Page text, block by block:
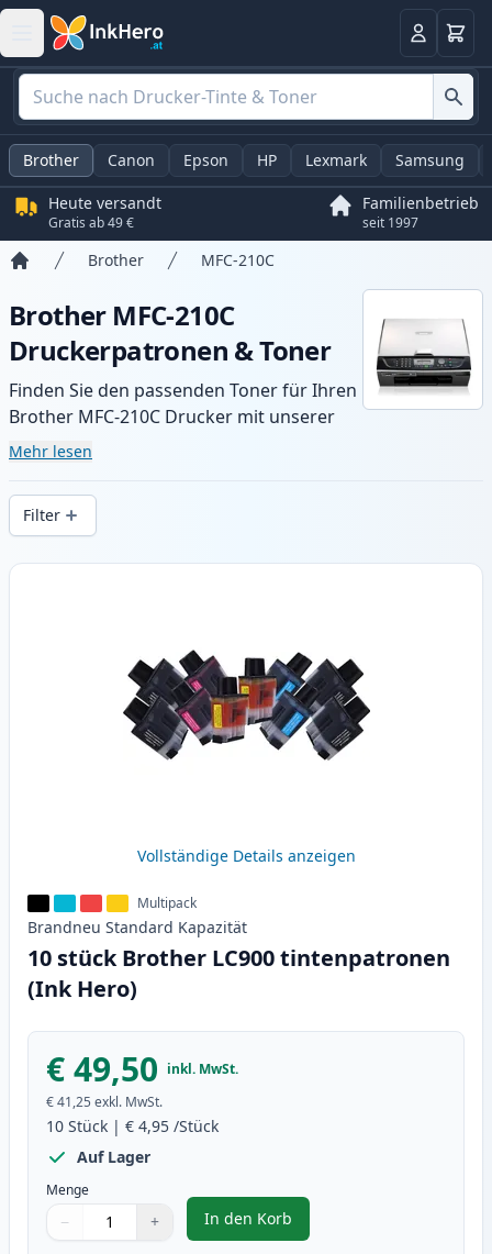
Anmelden
Brother Canon Epson HP Lexmark Samsung
Heute versandt
Gratis ab 49 €
Familienbetrieb
seit 1997
Brother MFC-210C
Brother MFC-210C
Druckerpatronen & Toner
Finden Sie den passenden Toner für Ihren
Brother MFC-210C Drucker mit unserer
Auswahl an kompatiblen und XL-Patronen.
Druckqualität und schnellem Versand aus
lokalem Lager in .
Mehr lesen
Filter
Produkte
Vollständige Details anzeigen
Multipack
Brandneu Standard Kapazität
10 stück Brother LC900 tintenpatronen
(Ink Hero)
€ 49,50 inkl. MwSt.
€ 41,25 exkl. MwSt.
10 Stück | € 4,95 /Stück
Auf Lager
Menge
Verwenden Sie die Tasten, um anzupassen
− +
1
In den Korb
, 10 stück Brother LC900